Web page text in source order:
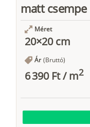
matt csempe
Méret
20×20 cm
Ár (Bruttó)
6 390 Ft/m2